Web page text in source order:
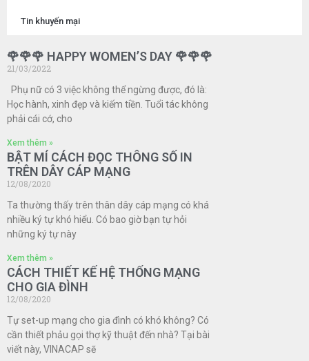
Tin khuyến mại
🌹🌹🌹 HAPPY WOMEN’S DAY 🌹🌹🌹
21/03/2022
Phụ nữ có 3 việc không thể ngừng được, đó là:
Học hành, xinh đẹp và kiếm tiền. Tuổi tác không
phải cái cớ, cho
Xem thêm »
BẬT MÍ CÁCH ĐỌC THÔNG SỐ IN
TRÊN DÂY CÁP MẠNG
12/08/2020
Ta thường thấy trên thân dây cáp mạng có khá
nhiều ký tự khó hiểu. Có bao giờ bạn tự hỏi
những ký tự này
Xem thêm »
CÁCH THIẾT KẾ HỆ THỐNG MẠNG
CHO GIA ĐÌNH
12/08/2020
Tự set-up mạng cho gia đình có khó không? Có
cần thiết phảu gọi thợ kỹ thuật đến nhà? Tại bài
viết này, VINACAP sẽ